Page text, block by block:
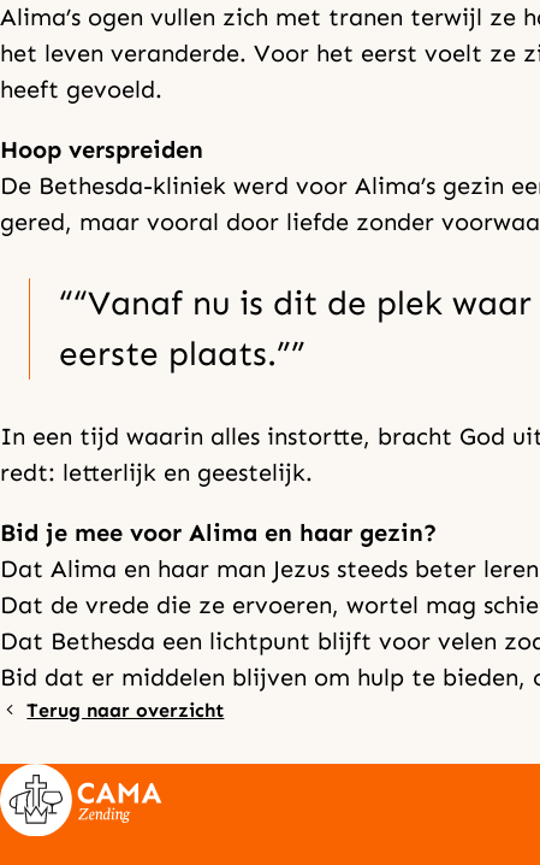
Alima’s ogen vullen zich met tranen terwijl
het leven veranderde. Voor het eerst voelt ze
heeft gevoeld.
Hoop verspreiden
De Bethesda-kliniek werd voor Alima’s gezin
gered, maar vooral door liefde zonder
“Vanaf nu is dit de plek
eerste plaats.”
In een tijd waarin alles instortte, bracht God
redt: letterlijk en geestelijk.
Bid je mee voor Alima en haar gezin?
Dat Alima en haar man Jezus steeds beter
Dat de vrede die ze ervoeren, wortel mag
Dat Bethesda een lichtpunt blijft voor velen
Bid dat er middelen blijven om hulp te bieden,
Terug naar overzicht